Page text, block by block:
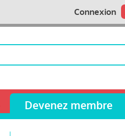
Connexion
Devenez membre